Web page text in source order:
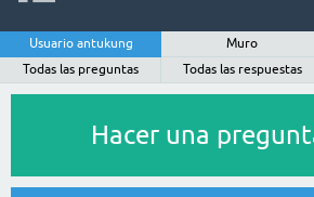
Usuario antukung Muro
Todas las preguntas
Todas las respuestas
Hacer una